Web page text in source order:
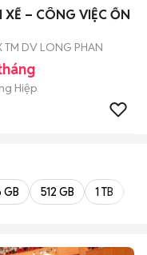
XẾ – CÔNG VIỆC ỔN
TM DV LONG PHAN
Hiệp
GB 512 GB 1 TB